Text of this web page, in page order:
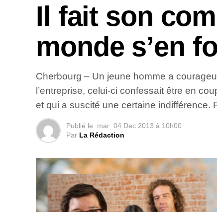
Il fait son
monde s’en
Cherbourg – Un jeune homme a
l’entreprise, celui-ci confessait être en
et qui a suscité une certaine indifférence.
Publié le mar 04 Dec 2013 à 10h00
Par La Rédaction